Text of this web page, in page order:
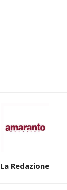
La Redazione